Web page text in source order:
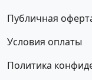
Публичная
Условия оплаты
Политика